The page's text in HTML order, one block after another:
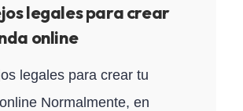
legales para crear
online
legales para crear tu
Normalmente, en